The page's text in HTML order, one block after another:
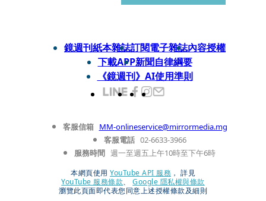
鏡週刊紙本雜誌訂閱電子雜誌內容授權
下載APP新聞自律綱要
《鏡週刊》AI使用準則
客服信箱 MM-onlineservice@mirrormedia.mg
客服電話 02-6633-3966
服務時間 週一至週五上午10時至下午6時
本網頁使用 YouTube API 服務 ， 詳見
YouTube 服務條款、
Google 隱私權與條款
瀏覽此頁面即代表您同意上述授權條款及細則